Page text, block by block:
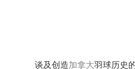
谈及创造加拿大羽球历史